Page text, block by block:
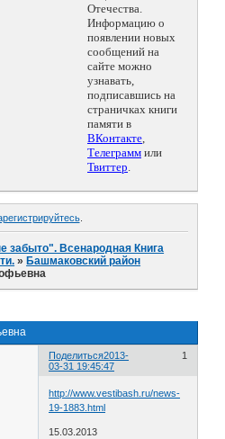
Отечества.
Информацию о
появлении новых
сообщений на
сайте можно
узнавать,
подписавшись на
страничках книги
памяти в
ВКонтакте,
Телеграмм или
Твиттер.
.
забыто". Всенародная Книга
» Башмаковский район
Поделиться 1
2013-
03-31 19:45:47
http://www.vestibash.ru/news-
19-1883.html
15.03.2013